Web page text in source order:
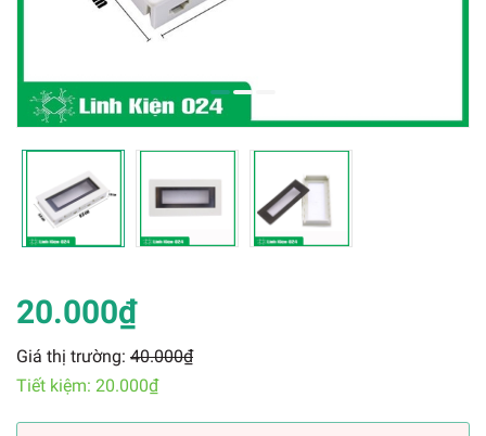
20.000₫
Giá thị trường: 40.000₫
Tiết kiệm: 20.000₫